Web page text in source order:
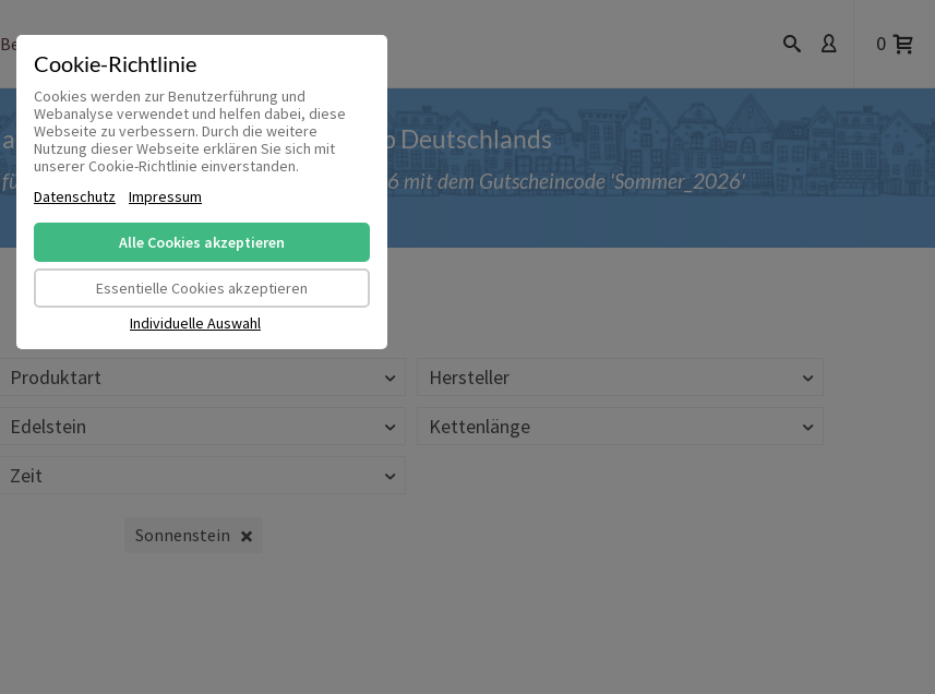
Cookie-Richtlinie
Cookies werden zur Benutzerführung und
Webanalyse verwendet und helfen dabei, diese
Webseite zu verbessern. Durch die weitere
Nutzung dieser Webseite erklären Sie sich mit
unserer Cookie-Richtlinie einverstanden.
Datenschutz
Impressum
Alle Cookies akzeptieren
Essentielle Cookies akzeptieren
Individuelle Auswahl
0
Bernstein und Co.
ab 50 € versandkostenfrei innerhalb Deutschlands
für Bestellungen bis einschließlich 30.09.2026 mit dem Gutscheincode 'Sommer_2026'
Produktart
Hersteller
Edelstein
Kettenlänge
Zeit
Sonnenstein